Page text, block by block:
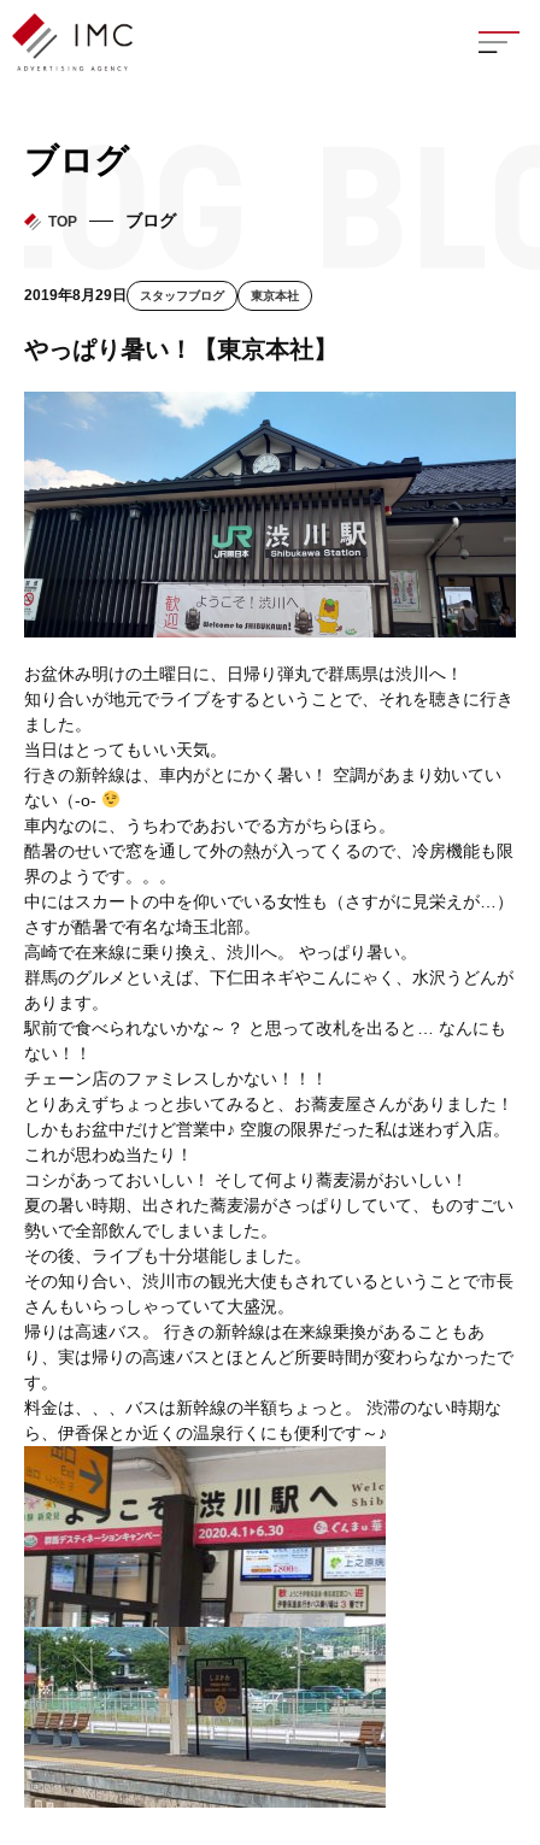
座談
フェ
ブログ
TOP ブログ
2019年8月29日 スタッフブログ 東京本社
やっぱり暑い！【東京本社】
お盆休み明けの土曜日に、日帰り弾丸で群馬県は渋川へ！
知り合いが地元でライブをするということで、それを聴きに行き
ました。
当日はとってもいい天気。
行きの新幹線は、車内がとにかく暑い！ 空調があまり効いてい
ない（-o-
車内なのに、うちわであおいでる方がちらほら。
酷暑のせいで窓を通して外の熱が入ってくるので、冷房機能も限
界のようです。。。
中にはスカートの中を仰いでいる女性も（さすがに見栄えが…）
さすが酷暑で有名な埼玉北部。
高崎で在来線に乗り換え、渋川へ。 やっぱり暑い。
群馬のグルメといえば、下仁田ネギやこんにゃく、水沢うどんが
あります。
駅前で食べられないかな～？ と思って改札を出ると… なんにも
ない！！
チェーン店のファミレスしかない！！！
とりあえずちょっと歩いてみると、お蕎麦屋さんがありました！
しかもお盆中だけど営業中♪ 空腹の限界だった私は迷わず入店。
これが思わぬ当たり！
コシがあっておいしい！ そして何より蕎麦湯がおいしい！
夏の暑い時期、出された蕎麦湯がさっぱりしていて、ものすごい
勢いで全部飲んでしまいました。
その後、ライブも十分堪能しました。
その知り合い、渋川市の観光大使もされているということで市長
さんもいらっしゃっていて大盛況。
帰りは高速バス。 行きの新幹線は在来線乗換があることもあ
り、実は帰りの高速バスとほとんど所要時間が変わらなかったで
す。
料金は、、、バスは新幹線の半額ちょっと。 渋滞のない時期な
ら、伊香保とか近くの温泉行くにも便利です～♪